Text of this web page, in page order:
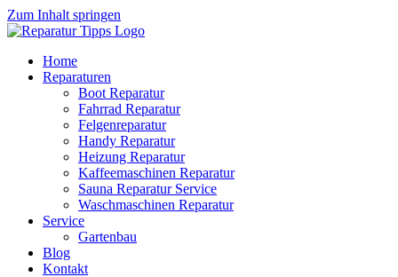
Zum Inhalt springen
Home
Reparaturen
Boot Reparatur
Fahrrad Reparatur
Felgenreparatur
Handy Reparatur
Heizung Reparatur
Kaffeemaschinen Reparatur
Sauna Reparatur Service
Waschmaschinen Reparatur
Service
Gartenbau
Blog
Kontakt